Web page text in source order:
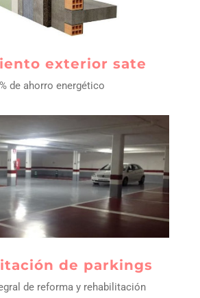
exterior sate
de ahorro energético
de parkings
de reforma y rehabilitación